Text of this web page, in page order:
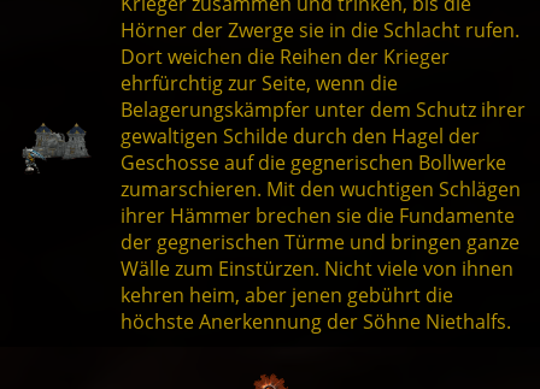
Hörner der Zwerge sie in die Schlacht rufen.
Dort weichen die Reihen der Krieger
ehrfürchtig zur Seite, wenn die
Belagerungskämpfer unter dem Schutz ihrer
gewaltigen Schilde durch den Hagel der
Geschosse auf die gegnerischen Bollwerke
zumarschieren. Mit den wuchtigen Schlägen
ihrer Hämmer brechen sie die Fundamente
der gegnerischen Türme und bringen ganze
Wälle zum Einstürzen. Nicht viele von ihnen
kehren heim, aber jenen gebührt die
höchste Anerkennung der Söhne Niethalfs.